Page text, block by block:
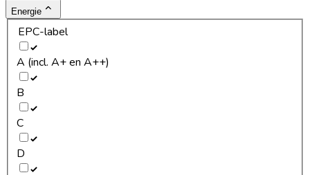
Energie
EPC-label
A (incl. A+ en A++)
B
C
D